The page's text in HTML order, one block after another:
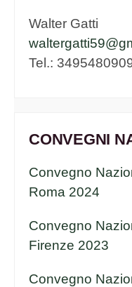
Walter Gatti
Tel.:
CONVEGNI
Convegno
Roma 2024
Convegno
Firenze 2023
Convegno